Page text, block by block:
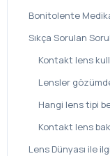
Bonitolente
Sıkça Sorulan
Kontakt lens
Lensler
Hangi lens tipi
Kontakt lens
Lens Dünyası ile